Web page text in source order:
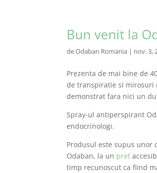
Bun venit la
deOdaban Romania | nov. 3,
Prezenta de mai bine de
de transpiratie si mirosuri
demonstrat fara nici un
Spray-ul antiperspirant
endocrinologi.
Produsul este supus unor
Odaban, la un pret
timp recunoscut ca fiind